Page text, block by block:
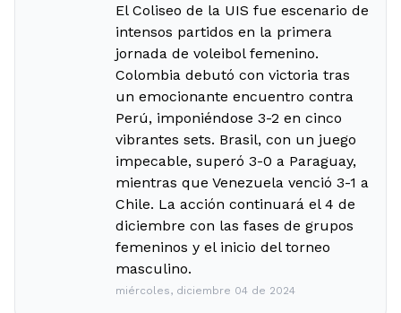
El Coliseo de la UIS fue escenario de
intensos partidos en la primera
jornada de voleibol femenino.
Colombia debutó con victoria tras
un emocionante encuentro contra
Perú, imponiéndose 3-2 en cinco
vibrantes sets. Brasil, con un juego
impecable, superó 3-0 a Paraguay,
mientras que Venezuela venció 3-1 a
Chile. La acción continuará el 4 de
diciembre con las fases de grupos
femeninos y el inicio del torneo
masculino.
miércoles, diciembre 04 de 2024